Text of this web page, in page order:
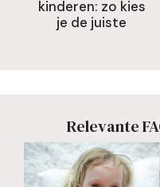
kinderen: zo kies
je de juiste
Relevante